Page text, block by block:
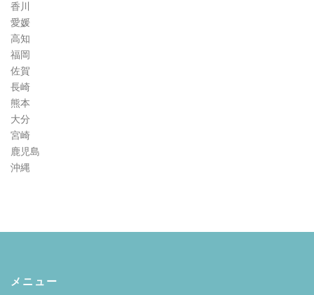
香川
愛媛
高知
福岡
佐賀
長崎
熊本
大分
宮崎
鹿児島
沖縄
メニュー